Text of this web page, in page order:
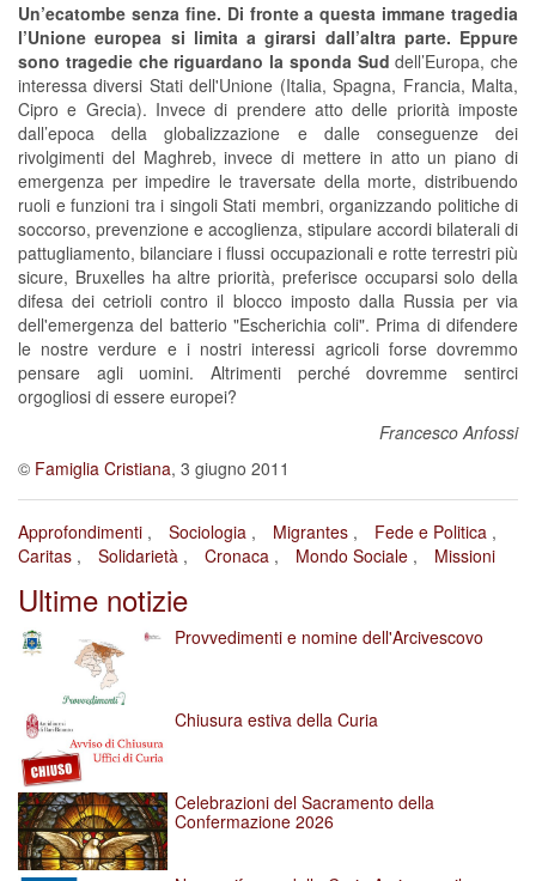
Un’ecatombe senza fine. Di fronte a questa immane tragedia
l’Unione europea si limita a girarsi dall’altra parte. Eppure
sono tragedie che riguardano la sponda Suddell’Europa, che
interessa diversi Stati dell'Unione (Italia, Spagna, Francia, Malta,
Cipro e Grecia). Invece di prendere atto delle priorità imposte
dall’epoca della globalizzazione e dalle conseguenze dei
rivolgimenti del Maghreb, invece di mettere in atto un piano di
emergenza per impedire le traversate della morte, distribuendo
ruoli e funzioni tra i singoli Stati membri, organizzando politiche di
soccorso, prevenzione e accoglienza, stipulare accordi bilaterali di
pattugliamento, bilanciare i flussi occupazionali e rotte terrestri più
sicure, Bruxelles ha altre priorità, preferisce occuparsi solo della
difesa dei cetrioli contro il blocco imposto dalla Russia per via
dell'emergenza del batterio "Escherichia coli". Prima di difendere
le nostre verdure e i nostri interessi agricoli forse dovremmo
pensare agli uomini. Altrimenti perché dovremme sentirci
orgogliosi di essere europei?
Francesco Anfossi
© Famiglia Cristiana, 3 giugno 2011
Approfondimenti Sociologia Migrantes
Fede e Politica
Caritas
Solidarietà Cronaca Mondo Sociale Missioni
Ultime notizie
Provvedimenti e nomine dell'Arcivescovo
Chiusura estiva della Curia
Celebrazioni del Sacramento della
Confermazione 2026